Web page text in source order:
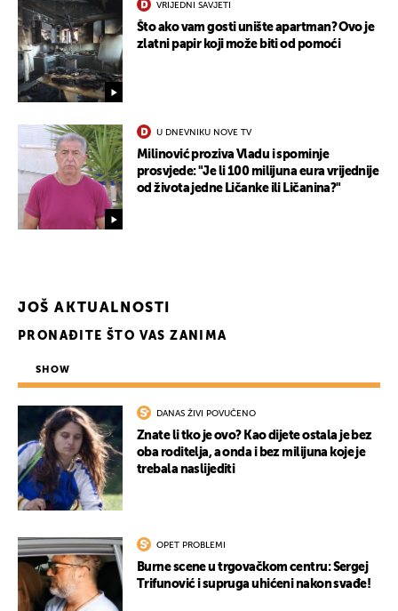
VRIJEDNI SAVJETI
Što ako vam gosti unište apartman? Ovo je
zlatni papir koji može biti od pomoći
U DNEVNIKU NOVE TV
Milinović proziva Vladu i spominje
prosvjede: "Je li 100 milijuna eura vrijednije
od života jedne Ličanke ili Ličanina?"
JOŠ AKTUALNOSTI
PRONAĐITE ŠTO VAS ZANIMA
SHOW
DANAS ŽIVI POVUČENO
Znate li tko je ovo? Kao dijete ostala je bez
oba roditelja, a onda i bez milijuna koje je
trebala naslijediti
OPET PROBLEMI
Burne scene u trgovačkom centru: Sergej
Trifunović i supruga uhićeni nakon svađe!
UKLJUČITE NOTIFIKACIJE